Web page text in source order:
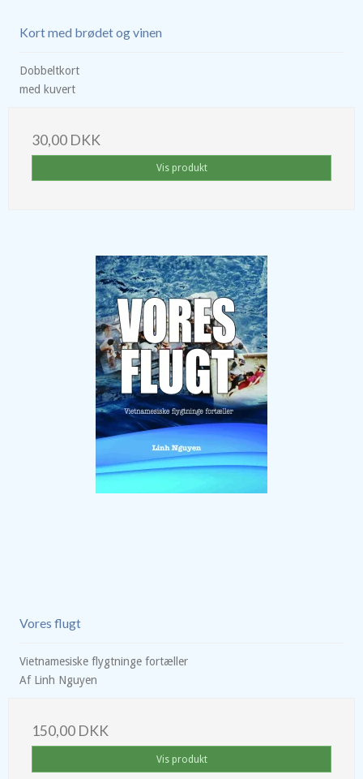
Kort med brødet og vinen
Dobbeltkort
med kuvert
30,00 DKK
Vis produkt
Vores flugt
Vietnamesiske flygtninge fortæller
Af Linh Nguyen
150,00 DKK
Vis produkt